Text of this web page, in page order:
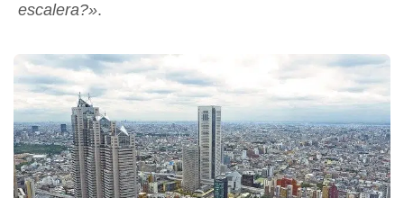
escalera?».